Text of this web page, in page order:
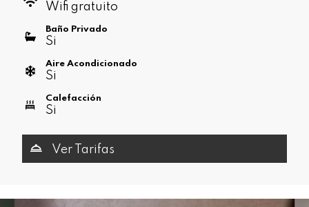
Wifi gratuito
Baño Privado
Si
Aire Acondicionado
Si
Calefacción
Si
Ver Tarifas